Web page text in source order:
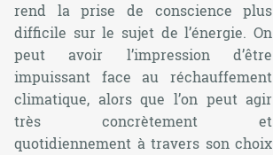
rend la prise de conscience plus
difficile sur le sujet de l’énergie. On
peut avoir l’impression d’être
impuissant face au réchauffement
climatique, alors que l’on peut agir
très concrètement et
quotidiennement à travers son choix